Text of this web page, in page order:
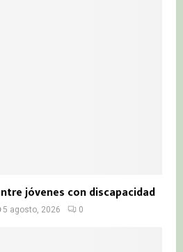
jóvenes con discapacidad
5 agosto, 2026 0